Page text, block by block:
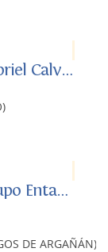
Recital de música: Gabriel Calvo y La Fabulosa Retahíla
Recital de música: Grupo Entavía
DE ARGAÑÁN)